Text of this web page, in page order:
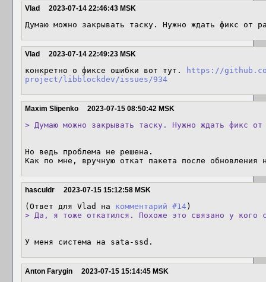
Vlad 2023-07-14 22:46:43 MSK
Думаю можно закрывать таску. Нужно ждать фикс от
Vlad 2023-07-14 22:49:23 MSK
конкретно о фиксе ошибки вот тут.
https://
project/libblockdev/issues/934
Maxim Slipenko 2023-07-15 08:50:42 MSK
> Думаю можно закрывать таску. Нужно ждать фикс от
Но ведь проблема не решена.
Как по мне, вручную откат пакета после обновления
hasculdr 2023-07-15 15:12:58 MSK
(Ответ для Vlad на комментарий #14
> Да, я тоже откатился. Похоже это связано у кого
У меня система на sata-ssd.
Anton Farygin 2023-07-15 15:14:45 MSK